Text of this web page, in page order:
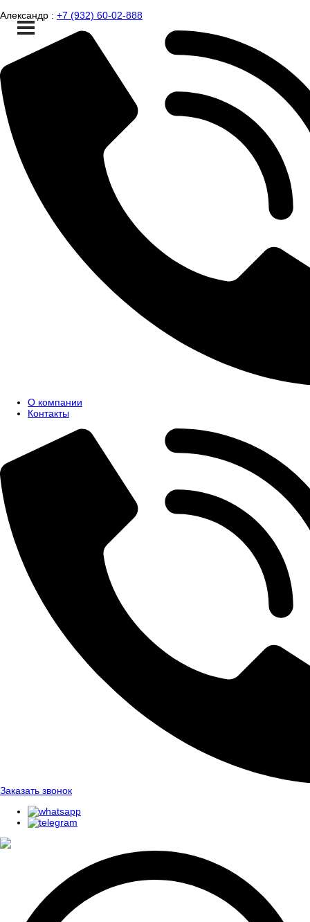
Александр : +7 (932) 60-02-888
О компании
Контакты
Заказать звонок